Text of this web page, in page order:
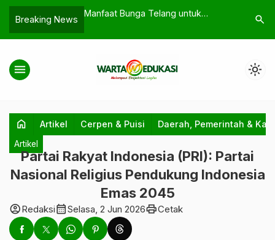
Breaking News
Ilmiah
Safari Ramadhan Tiyuh Dwikora
Kebersamaan di Mushola
Baitissalam
search
menu light_mode
home Artikel Cerpen & Puisi Daerah, Pemerintah &
Artikel
Partai Rakyat Indonesia (PRI): Partai
Nasional Religius Pendukung Indonesia
Emas 2045
account_circleRedaksicalendar_monthSelasa, 2 Jun 2026printCetak